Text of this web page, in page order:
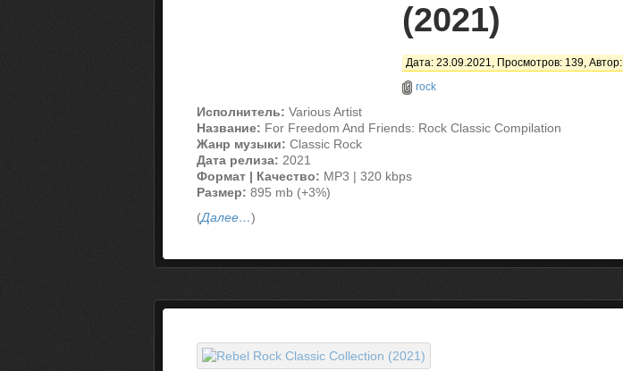
(2021)
Дата: 23.09.2021, Просмотров: 139, Автор:
rock
Исполнитель: Various Artist
Название: For Freedom And Friends: Rock Classic Compilation
Жанр музыки: Classic Rock
Дата релиза: 2021
Формат | Качество: MP3 | 320 kbps
Размер: 895 mb (+3%)
(Далее…)